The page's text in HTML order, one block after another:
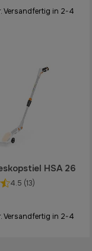
Versandfertig in 2-4
HSA 26
4.5 (13)
Versandfertig in 2-4